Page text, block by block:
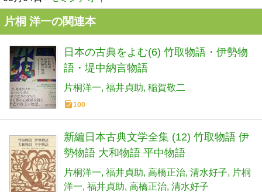
片桐 洋一の関連本
日本の古典をよむ(6) 竹取物語・伊勢物
語・堤中納言物語
片桐洋一 福井貞助 稲賀敬二
100
新編日本古典文学全集 (12) 竹取物語 伊
勢物語 大和物語 平中物語
片桐洋一 福井貞助 高橋正治 清水好子
片桐
洋一 福井貞助 高橋正治 清水好子